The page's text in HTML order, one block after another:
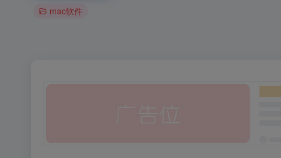
mac软件